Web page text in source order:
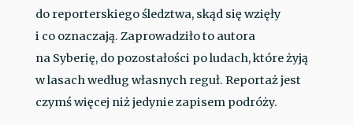
do reporterskiego śledztwa, skąd się wzięły
i co oznaczają. Zaprowadziło to autora
na Syberię, do pozostałości po ludach, które żyją
w lasach według własnych reguł. Reportaż jest
czymś więcej niż jedynie zapisem podróży.